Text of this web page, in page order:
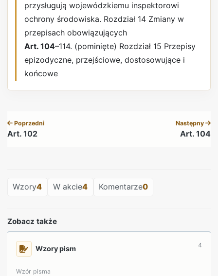
przysługują wojewódzkiemu inspektorowi
ochrony środowiska. Rozdział 14 Zmiany w
przepisach obowiązujących
Art. 104–114. (pominięte) Rozdział 15 Przepisy
epizodyczne, przejściowe, dostosowujące i
końcowe
Poprzedni
Art. 102
Następny
Art. 104
Wzory4 W akcie4 Komentarze0
Zobacz także
Wzory pism 4
Wzór pisma